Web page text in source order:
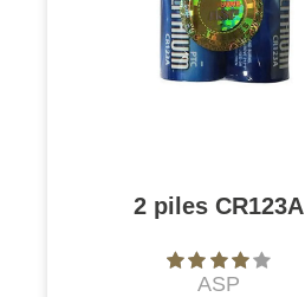
2 piles CR123A
ASP